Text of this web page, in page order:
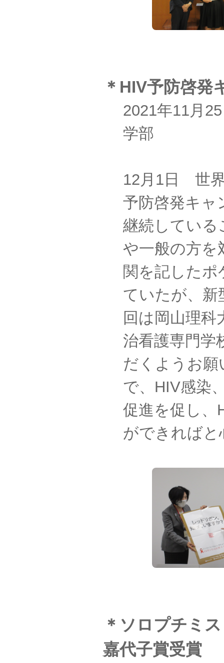
＊HIV予防啓発
2021年11月
学部
12月1日 世
予防啓発キャ
継続している
や一般の方を
関を記した
ていたが、新
回は岡山理科
治看護専門学
だくようお
で、HIV感染
促進を促し、
ができれば
＊ソロプチミ
嘉代子賞受賞